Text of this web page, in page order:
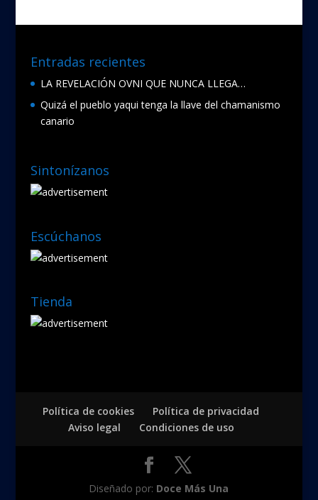
o
Entradas recientes
LA REVELACIÓN OVNI QUE NUNCA LLEGA…
Quizá el pueblo yaqui tenga la llave del chamanismo
canario
Sintonízanos
Escúchanos
Tienda
Política de cookies
Política de privacidad
Aviso legal
Condiciones de uso
Diseñado por: Doce Más Una